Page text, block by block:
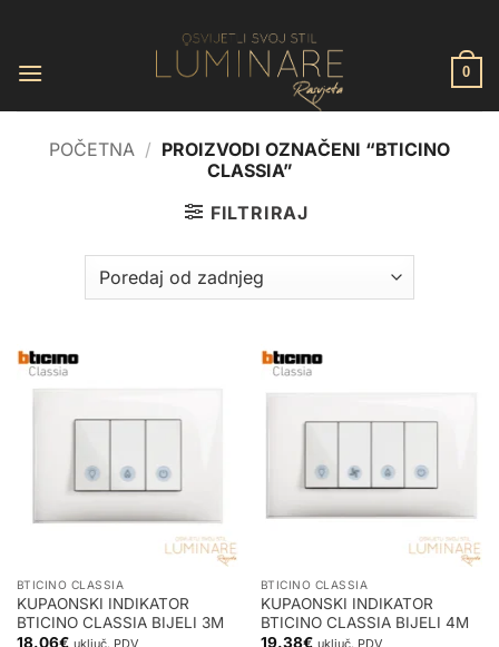
content
0
POČETNA / PROIZVODI OZNAČENI “BTICINO
CLASSIA”
FILTRIRAJ
BTICINO CLASSIA
KUPAONSKI INDIKATOR
BTICINO CLASSIA BIJELI 3M
18.06€ uključ. PDV
BTICINO CLASSIA
KUPAONSKI INDIKATOR
BTICINO CLASSIA BIJELI 4M
19.38€ uključ. PDV